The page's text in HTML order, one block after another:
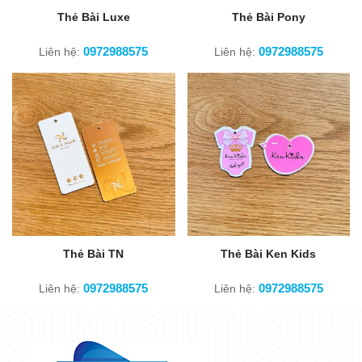
Thẻ Bài Luxe
Liên hệ:0972988575
Thẻ Bài Pony
Liên hệ: 0972988575
Thẻ Bài TN
Liên hệ:0972988575
Thẻ Bài Ken Kids
Liên hệ: 0972988575